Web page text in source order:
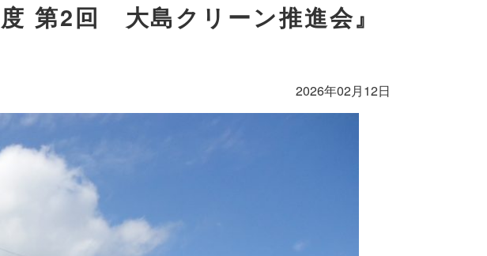
第2回 大島クリーン推進会』
2026年02月12日